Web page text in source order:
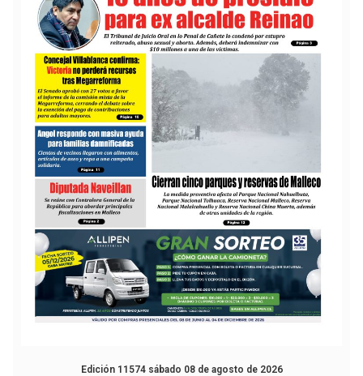
Edición 11574 sábado 08 de agosto de 2026